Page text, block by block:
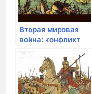
Вторая мировая
война: конфликт
и фашистскими
странами